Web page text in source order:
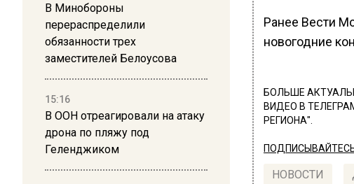
В Минобороны
перераспределили
обязанности трех
заместителей Белоусова
15:16
В ООН отреагировали на атаку
дрона по пляжу под
Геленджиком
Ранее Вести
новогодние
БОЛЬШЕ
ВИДЕО В
РЕГИОНА".
НОВОСТИ